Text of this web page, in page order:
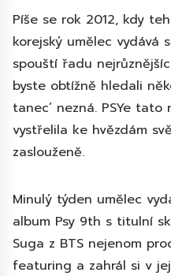
Píše se rok 2012, kdy
korejský umělec vydává
spouští řadu
byste obtížně hledali
tanec’ nezná. PSYe
vystřelila ke hvězdám
zaslouženě.
Minulý týden umělec
album Psy 9th s titulní
Suga z BTS nejenom
featuring a zahrál si v